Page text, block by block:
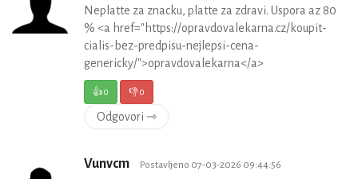
Neplatte za znacku, platte za zdravi. Uspora az 80
% <a href="https://opravdovalekarna.cz/koupit-
cialis-bez-predpisu-nejlepsi-cena-
genericky/">opravdovalekarna</a>
👍0 👎0
Odgovori ⇾
Vunvcm Postavljeno 07-03-2026 09:44:56